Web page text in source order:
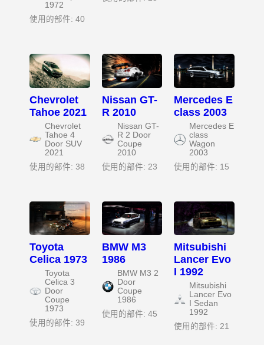
1972
使用的部件: 40
Chevrolet
Tahoe 2021
Chevrolet
Tahoe 4
Door SUV
2021
使用的部件: 38
Nissan GT-
R 2010
Nissan GT-
R 2 Door
Coupe
2010
使用的部件: 23
Mercedes E
class 2003
Mercedes E
class
Wagon
2003
使用的部件: 15
Toyota
Celica 1973
Toyota
Celica 3
Door
Coupe
1973
使用的部件: 39
BMW M3
1986
BMW M3 2
Door
Coupe
1986
使用的部件: 45
Mitsubishi
Lancer Evo
I 1992
Mitsubishi
Lancer Evo
I Sedan
1992
使用的部件: 21